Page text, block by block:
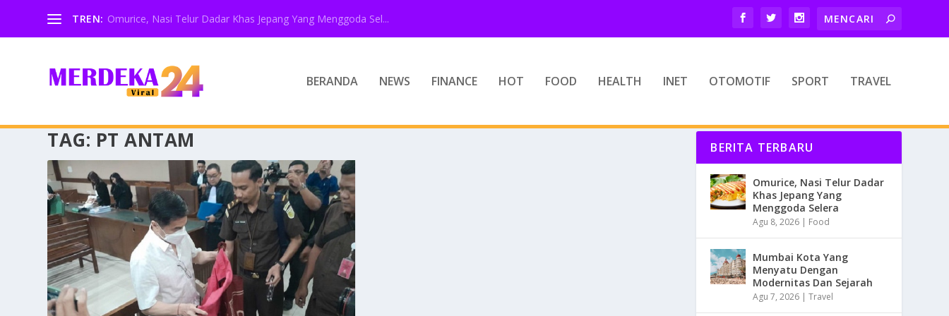
TREN: Omurice, Nasi Telur Dadar Khas Jepang Yang Menggoda Sel...
BERANDA NEWS FINANCE HOT FOOD HEALTH INET OTOMOTIF SPORT TRAVEL
TAG: PT ANTAM BERITA TERBARU
Omurice, Nasi Telur Dadar
Khas Jepang Yang
Menggoda Selera
Agu 8, 2026 | Food
Mumbai Kota Yang
Menyatu Dengan
Modernitas Dan Sejarah
Agu 7, 2026 |Travel